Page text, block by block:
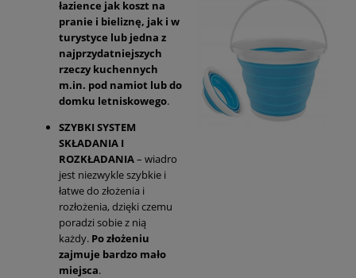
łazience jak koszt na
pranie i bieliznę, jak i w
turystyce lub jedna z
najprzydatniejszych
rzeczy kuchennych
m.in. pod namiot lub do
domku letniskowego.
SZYBKI SYSTEM
SKŁADANIA I
ROZKŁADANIA– wiadro
jest niezwykle szybkie i
łatwe do złożenia i
rozłożenia, dzięki czemu
poradzi sobie z nią
każdy. Po złożeniu
zajmuje bardzo mało
miejsca.